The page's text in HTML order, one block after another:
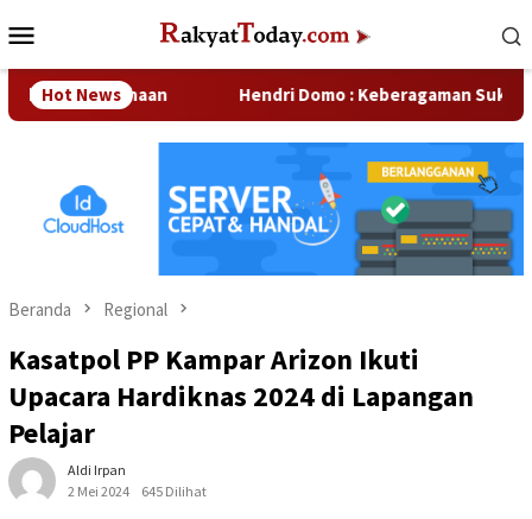
ke
Mobile
Hot News Hendri Domo : Keberagaman Suku dan
Beranda Regional
Kasatpol PP Kampar Arizon Ikuti
Upacara Hardiknas 2024 di Lapangan
Pelajar
Aldi Irpan
2 Mei 2024
645 Dilihat